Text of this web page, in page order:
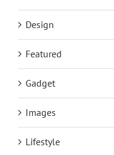
Design
Featured
Gadget
Images
Lifestyle